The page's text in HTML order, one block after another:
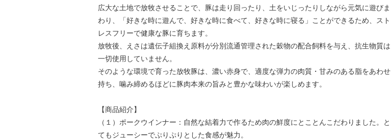
広大な土地で放牧させることで、豚は走り回ったり、土をいじったりしながら元気に遊びま
わり、「好きな時に遊んで、好きな時に食べて、好きな時に寝る」ことができるため、スト
レスフリーで健康な豚に育ちます。
放牧後、えさは遺伝子組換え原料が分別流通管理された穀物の配合飼料を与え、抗生物質は
一切使用していません。
そのような環境で育った放牧豚は、濃い赤身で、適度な弾力の肉質・甘みのある脂をあわせ
持ち、噛み締めるほどに豚肉本来の旨みと豊かな味わいが楽しめます。
【商品紹介】
（１）ポークウインナー：自然な結着力で作るため肉の鮮度にとことんこだわりました。と
てもジューシーでぷりぷりとした食感が魅力。